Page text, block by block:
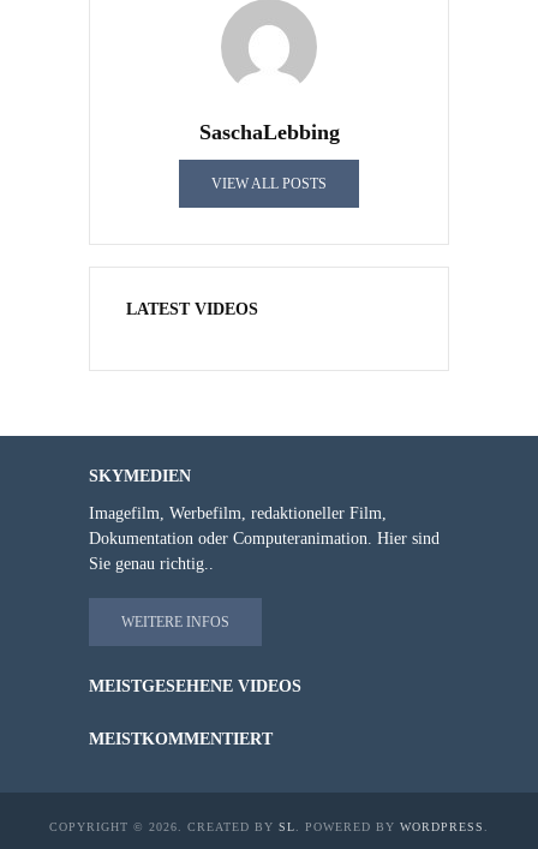
SaschaLebbing
VIEW ALL POSTS
LATEST VIDEOS
SKYMEDIEN
Imagefilm, Werbefilm, redaktioneller Film,
Dokumentation oder Computeranimation. Hier sind
Sie genau richtig..
WEITERE INFOS
MEISTGESEHENE VIDEOS
MEISTKOMMENTIERT
COPYRIGHT © 2026. CREATED BY SL . POWERED BY WORDPRESS